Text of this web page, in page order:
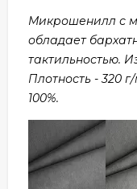
Микрошенилл с
обладает
тактильностью.
Плотность - 320
100%.